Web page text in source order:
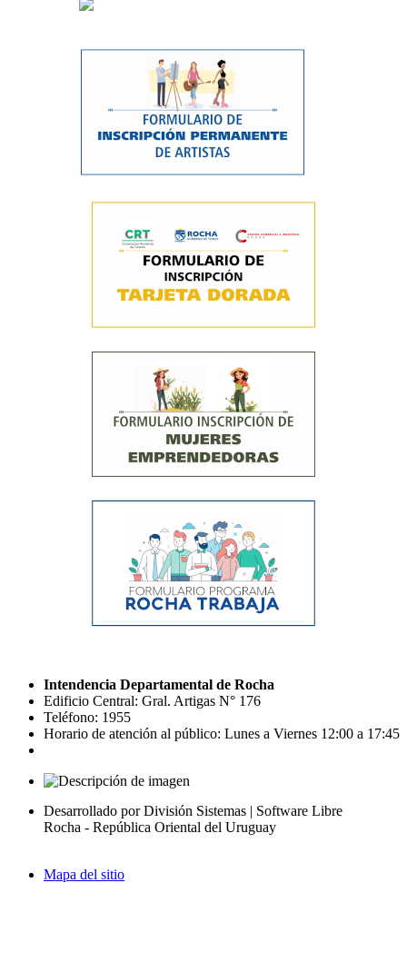
Intendencia Departamental de Rocha
Edificio Central: Gral. Artigas N° 176
Teléfono: 1955
Horario de atención al público: Lunes a Viernes 12:00 a 17:45
Desarrollado por División Sistemas | Software Libre
Rocha - República Oriental del Uruguay
Mapa del sitio